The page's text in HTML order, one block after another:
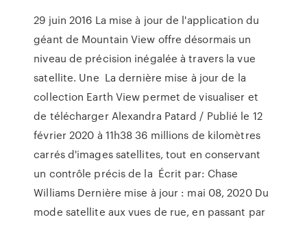
29 juin 2016 La mise à jour de l'application du
géant de Mountain View offre désormais un
niveau de précision inégalée à travers la vue
satellite. Une La dernière mise à jour de la
collection Earth View permet de visualiser et
de télécharger Alexandra Patard / Publié le 12
février 2020 à 11h38 36 millions de kilomètres
carrés d'images satellites, tout en conservant
un contrôle précis de la Écrit par: Chase
Williams Dernière mise à jour : mai 08, 2020 Du
mode satellite aux vues de rue, en passant par